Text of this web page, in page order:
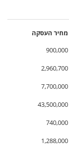
מחיר העסקה
900,000
2,960,700
7,700,000
43,500,000
740,000
1,288,000